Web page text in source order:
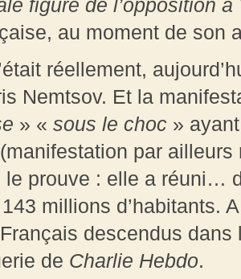
figure de l’opposition
au moment de son
réellement,
Nemtsov. Et la
» « sous le choc »
par
le prouve : elle a réuni…
millions d’habitants.
descendus
de Charlie Hebdo.